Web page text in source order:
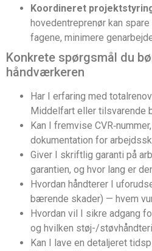
Koordineret
hovedentreprenør kan
fagene, minimere
Konkrete spørgsmål du
håndværkeren
Har I erfaring med
Middelfart eller tilsvarende
Kan I fremvise
dokumentation for
Giver I skriftlig garanti på
garantien, og hvor lang er
Hvordan håndterer I
bærende skader) — hvem
Hvordan vil I sikre adgang
og hvilken støj-/
Kan I lave en detaljeret